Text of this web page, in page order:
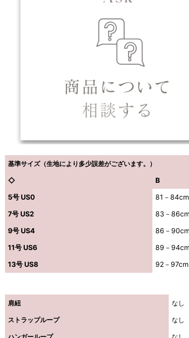
基準サイズ（生地により多少誤差がございます。）
◇ B
5号 US0
81－84cm
7号 US2
83－
9号 US4
86－
11号 US6
89－
13号 US8
92－97cm
肩紐 なし
ストラップループ なし